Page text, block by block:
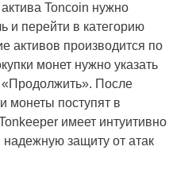
Toncoin нужно
и перейти в категорию
активов производится по
монет нужно указать
«Продолжить». После
монеты поступят в
имеет интуитивно
защиту от атак